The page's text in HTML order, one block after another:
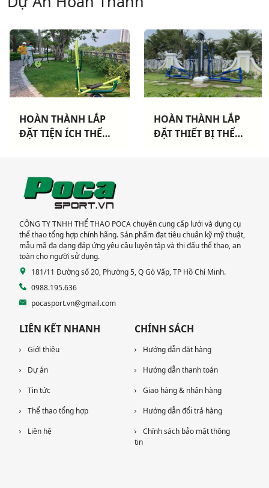
HOÀN THÀNH LẮP
ĐẶT TIỆN ÍCH THỂ
HOÀN THÀNH LẮP
ĐẶT THIẾT BỊ THỂ
CÔNG TY TNHH THỂ THAO POCA chuyên cung cấp lưới và dụng cụ
thể thao tổng hợp chính hãng. Sản phẩm đạt tiêu chuẩn kỹ mỹ thuật,
mẫu mã đa dạng đáp ứng yêu cầu luyện tập và thi đấu thể thao, an
toàn cho người sử dụng.
181/11 Đường số 20, Phường 5, Q Gò Vấp, TP Hồ Chí Minh.
0988.195.636
pocasport.vn@gmail.com
LIÊN KẾT NHANH
Giới thiệu
Dự án
Tin tức
Thể thao tổng hợp
Liên hệ
CHÍNH SÁCH
Hướng dẫn đặt hàng
Hướng dẫn thanh toán
Giao hàng & nhận hàng
Hướng dẫn đổi trả hàng
Chính sách bảo mật thông
tin